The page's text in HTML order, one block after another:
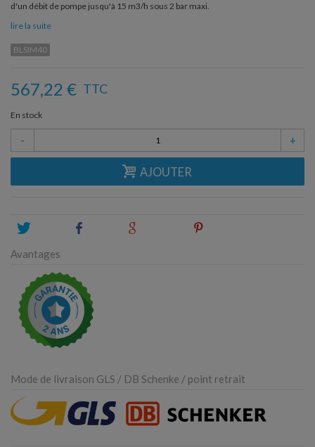
d'un débit de pompe jusqu'à 15 m3/h sous 2 bar maxi.
lire la suite
BLSIM40
567,22 € TTC
En stock
- +
AJOUTER
Tweet
Avantages
Mode de livraison GLS / DB Schenke / point retrait